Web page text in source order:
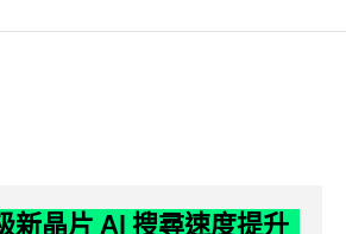
新晶片 AI 搜尋速度提升